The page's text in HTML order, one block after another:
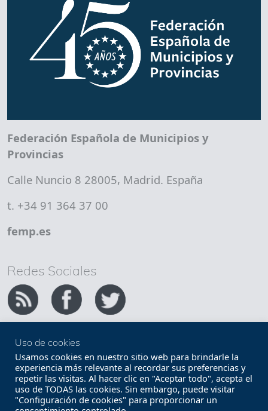
Federación Española de Municipios y
Provincias
Calle Nuncio 8 28005, Madrid. España
t. +34 91 364 37 00
femp.es
Redes Sociales
Copyright FEMP
Accesibilidad
Términos legales
Política de privacidad
Uso de cookies
Usamos cookies en nuestro sitio web para brindarle la
experiencia más relevante al recordar sus preferencias y
repetir las visitas. Al hacer clic en "Aceptar todo", acepta el
uso de TODAS las cookies. Sin embargo, puede visitar
"Configuración de cookies" para proporcionar un